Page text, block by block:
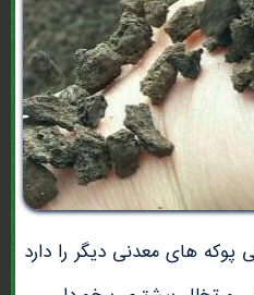
پوکه های معدنی دیگر را دارد